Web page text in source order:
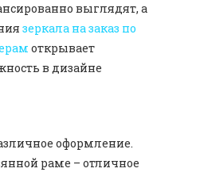
выглядят, а
зеркала на заказ по
открывает
в дизайне
оформление.
раме – отличное